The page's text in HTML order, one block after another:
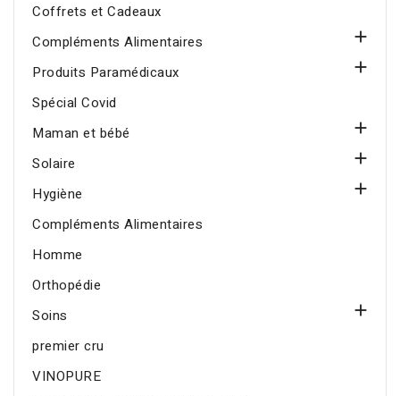
Coffrets et Cadeaux
Compléments Alimentaires

Produits Paramédicaux

Spécial Covid
Maman et bébé

Solaire

Hygiène

Compléments Alimentaires
Homme
Orthopédie
Soins

premier cru
VINOPURE